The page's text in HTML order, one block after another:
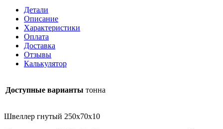
Детали
Описание
Характеристики
Оплата
Доставка
Отзывы
Калькулятор
Доступные варианты тонна
Швеллер гнутый 250х70х10